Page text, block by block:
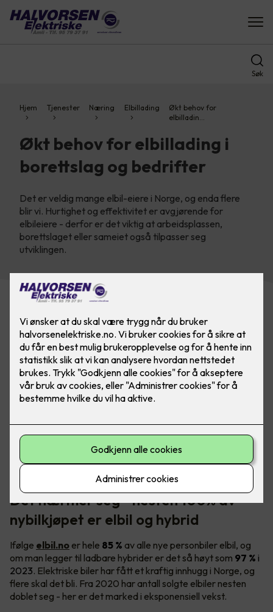
Søk
Hjem Tjenester Næring Elbillading
Økt behov for
elbilladin…
Økt behov for elbillading i
borettslag og bedrifter
Det er veldig mange elbil-eiere i Norge, og enda flere
blir vi. Hurtighet og effektivitet er avgjørende for
elbileiere - derfor er det viktig at arbeidsplassen,
borettslaget eller sameiet også tilpasser seg
utviklingen.
I Norge er det et stort, og voksende behov for tilgjengelige
elbilladere - både i borettslaget og på arbeidsplassen.
Foto: Marthe Thu (for Zaptec)
Det nærmer seg - nesten 100% av
nybilkjøpet er elbil og hybrid
Ifølge elbil.no er hele 85 % av alle nye personbiler elbil, og
om man legger til ladbare hybrider er det så høyt som 97 % i
2023. Elektriske biler har fått et kraftig innhugg i Norge, og
flere skal det bli. Fra 2020 har antall solgte elbiler nesten
doblet seg - her er det marked i eksponensiell vekst.